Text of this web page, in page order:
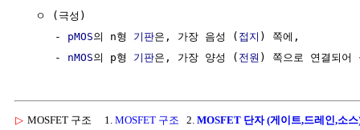
  ㅇ (극성)
     -
pMOS의 n형 기판은, 가장 음성 ( 접지 ) 쪽에,
     -
nMOS의 p형 기판은, 가장 양성 ( 전원
▷ MOSFET 구조 1. MOSFET 구조 2. MOSFET 단자 (게이트,드레인,소스